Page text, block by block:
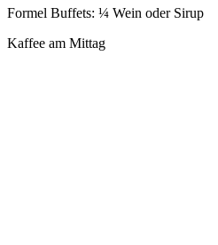
Formel Buffets: ¼ Wein oder Sirup
Kaffee am Mittag